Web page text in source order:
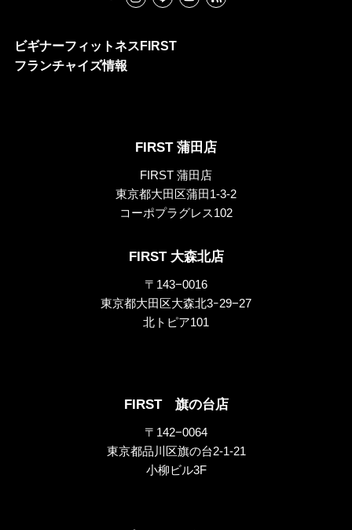
ビギナーフィットネスFIRST
フランチャイズ情報
FIRST 蒲田店
FIRST 蒲田店
東京都大田区蒲田1-3-2
コーポプラグレス102
FIRST 大森北店
〒143−0016
東京都大田区大森北3ｰ29−27
北トピア101
FIRST 旗の台店
〒142−0064
東京都品川区旗の台2-1-21
小柳ビル3F